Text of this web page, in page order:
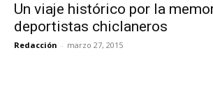
Un viaje histórico por la
deportistas chiclaneros
Redacción - marzo 27, 2015